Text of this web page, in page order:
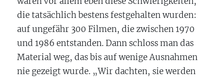
die tatsächlich bestens festgehalten wurden:
auf ungefähr 300 Filmen, die zwischen 1970
und 1986 entstanden. Dann schloss man das
Material weg, das bis auf wenige Ausnahmen
nie gezeigt wurde. „Wir dachten, sie werden